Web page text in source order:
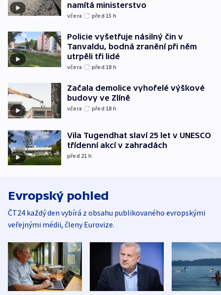
namítá ministerstvo
včera před 15 h
Policie vyšetřuje násilný čin v
Tanvaldu, bodná zranění při něm
utrpěli tři lidé
včera před 18 h
Začala demolice vyhořelé výškové
budovy ve Zlíně
včera před 18 h
Vila Tugendhat slaví 25 let v UNESCO
třídenní akcí v zahradách
před 21 h
Evropský pohled
ČT24 každý den vybírá z obsahu publikovaného evropskými
veřejnými médii, členy Eurovize.